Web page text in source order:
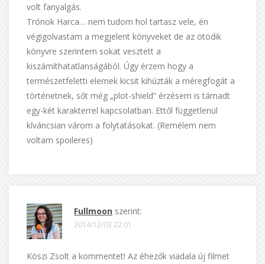
volt fanyalgás.
Trónok Harca… nem tudom hol tartasz vele, én
végigolvastam a megjelent könyveket de az ötödik
könyvre szerintem sokat vesztett a
kiszámíthatatlanságából. Úgy érzem hogy a
természetfeletti elemek kicsit kihúzták a méregfogát a
történetnek, sőt még „plot-shield” érzésem is támadt
egy-két karakterrel kapcsolatban. Ettől függetlenül
kíváncsian várom a folytatásokat. (Remélem nem
voltam spoileres)
Fullmoon szerint:
2014/12/03 22:01
Köszi Zsolt a kommentet! Az éhezők viadala új filmet